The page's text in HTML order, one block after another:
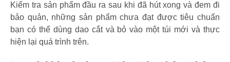
Kiểm tra sản phẩm đầu ra sau khi đã hút xong và đem đi
bảo quản, những sản phẩm chưa đạt được tiêu chuẩn
bạn có thể dùng dao cắt và bỏ vào một túi mới và thực
hiện lại quá trình trên.